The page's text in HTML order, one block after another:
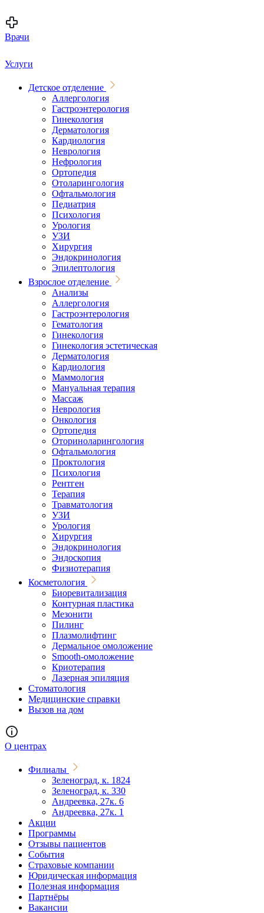
Врачи
Услуги
Детское отделение
Аллергология
Гастроэнтерология
Гинекология
Дерматология
Кардиология
Неврология
Нефрология
Ортопедия
Отоларингология
Офтальмология
Педиатрия
Психология
Урология
УЗИ
Хирургия
Эндокринология
Эпилептология
Взрослое отделение
Анализы
Аллергология
Гастроэнтерология
Гематология
Гинекология
Гинекология эстетическая
Дерматология
Кардиология
Маммология
Мануальная терапия
Массаж
Неврология
Онкология
Ортопедия
Оториноларингология
Офтальмология
Проктология
Психология
Рентген
Терапия
Травматология
УЗИ
Урология
Хирургия
Эндокринология
Эндоскопия
Физиотерапия
Косметология
Биоревитализация
Контурная пластика
Мезонити
Пилинг
Плазмолифтинг
Дермальное омоложение
Smooth-омоложение
Криотерапия
Лазерная эпиляция
Стоматология
Медицинские справки
Вызов на дом
О центрах
Филиалы
Зеленоград, к. 1824
Зеленоград, к. 330
Андреевка, 27к. 6
Андреевка, 27к. 1
Акции
Программы
Отзывы пациентов
События
Страховые компании
Юридическая информация
Полезная информация
Партнёры
Вакансии